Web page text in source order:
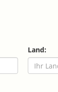
Land: